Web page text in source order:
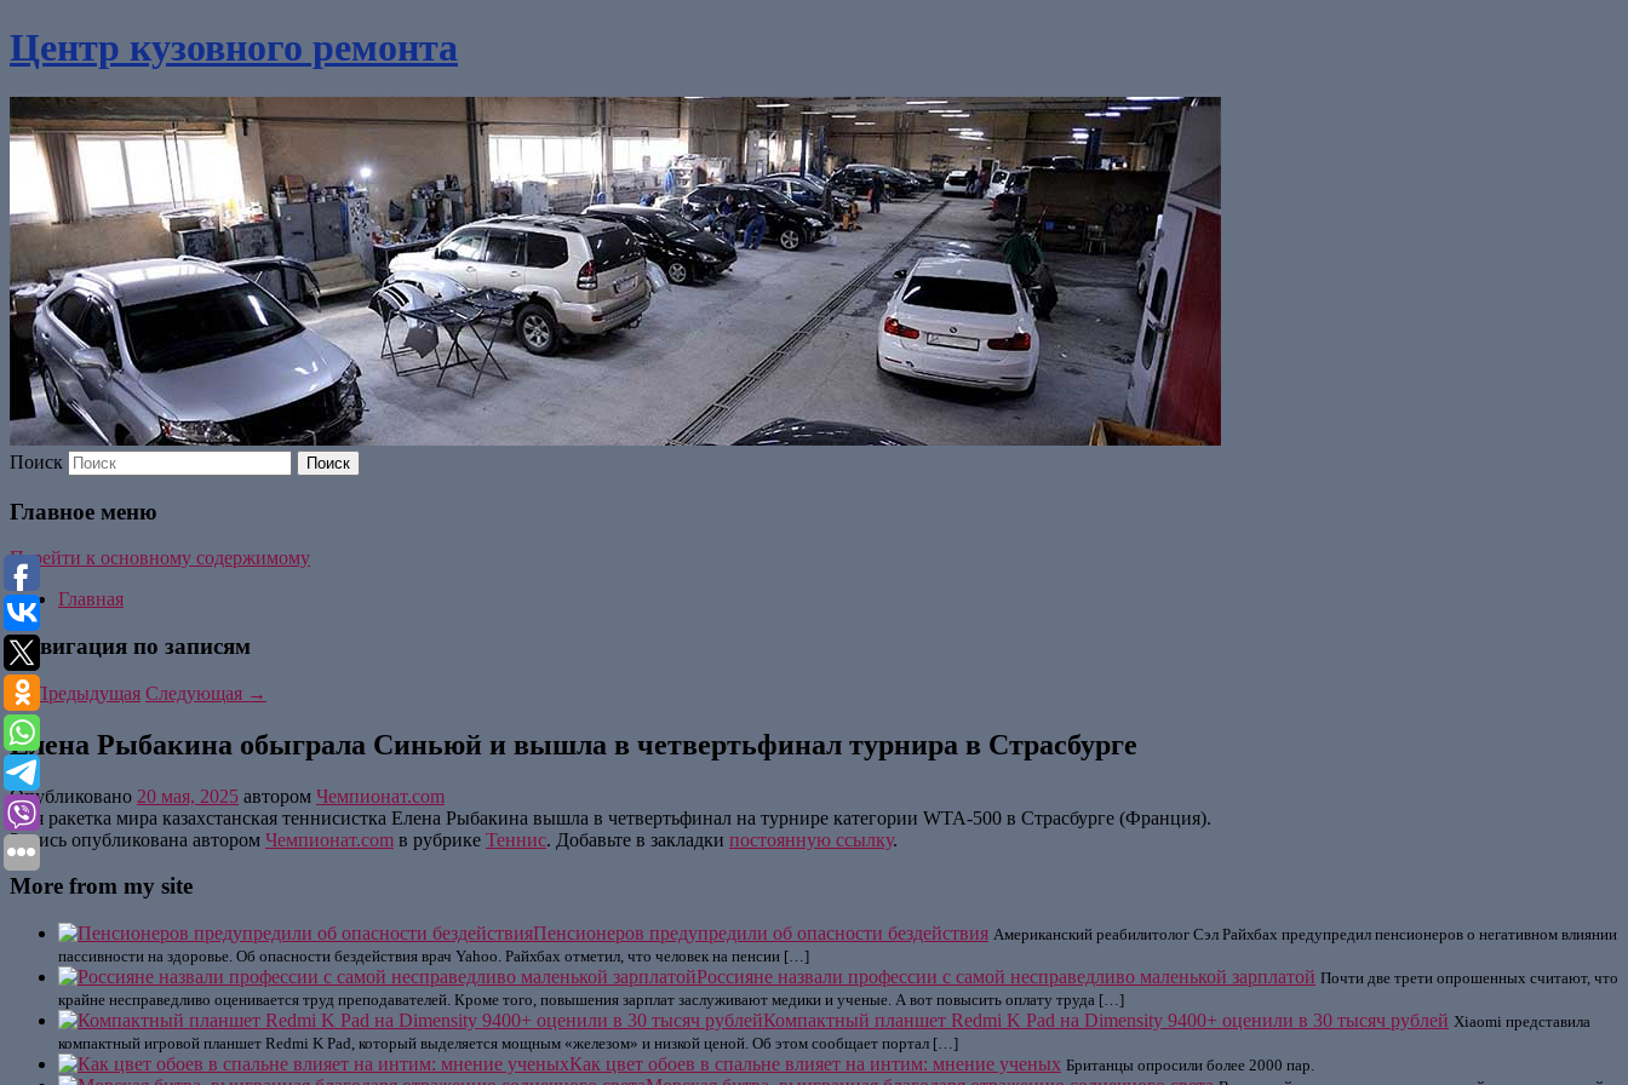
Центр кузовного ремонта
Поиск
Главное меню
Перейти к основному содержимому
Главная
Навигация по записям
←Предыдущая Следующая →
Елена Рыбакина обыграла Синьюй и вышла в четвертьфинал турнира в Страсбурге
Опубликовано 20 мая, 2025 автором Чемпионат.com
12-я ракетка мира казахстанская теннисистка Елена Рыбакина вышла в четвертьфинал на турнире категории WTA-500 в Страсбурге (Франция).
Запись опубликована автором Чемпионат.com в рубрике Теннис. Добавьте в закладки постоянную ссылку.
More from my site
Пенсионеров предупредили об опасности бездействия Американский реабилитолог Сэл Райхбах предупредил пенсионеров о негативном влиянии
пассивности на здоровье. Об опасности бездействия врач Yahoo. Райхбах отметил, что человек на пенсии […]
Россияне назвали профессии с самой несправедливо маленькой зарплатой Почти две трети опрошенных считают, что
крайне несправедливо оценивается труд преподавателей. Кроме того, повышения зарплат заслуживают медики и ученые. А вот повысить оплату труда […]
Компактный планшет Redmi K Pad на Dimensity 9400+ оценили в 30 тысяч рублей Xiaomi представила
компактный игровой планшет Redmi K Pad, который выделяется мощным «железом» и низкой ценой. Об этом сообщает портал […]
Как цвет обоев в спальне влияет на интим: мнение ученых Британцы опросили более 2000 пар.